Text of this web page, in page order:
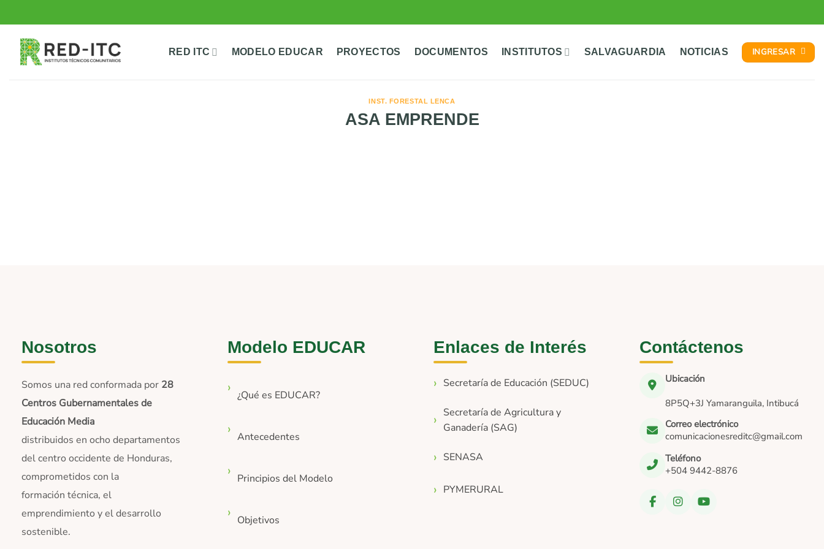
al
contenido
RED ITC MODELO EDUCAR PROYECTOS DOCUMENTOS INSTITUTOS SALVAGUARDIA NOTICIAS INGRESAR
INST. FORESTAL LENCA
ASA EMPRENDE
Nosotros
Somos una red conformada por 28
Centros Gubernamentales de
Educación Media
distribuidos en ocho departamentos
del centro occidente de Honduras,
comprometidos con la
formación técnica, el
emprendimiento y el desarrollo
sostenible.
Modelo EDUCAR
¿Qué es EDUCAR?
Antecedentes
Principios del Modelo
Objetivos
Enlaces de Interés
Secretaría de Educación (SEDUC)
Secretaría de Agricultura y
Ganadería (SAG)
SENASA
PYMERURAL
Contáctenos
Ubicación
8P5Q+3J Yamaranguila, Intibucá
Correo electrónico
comunicacionesreditc@gmail.com
Teléfono
+504 9442-8876